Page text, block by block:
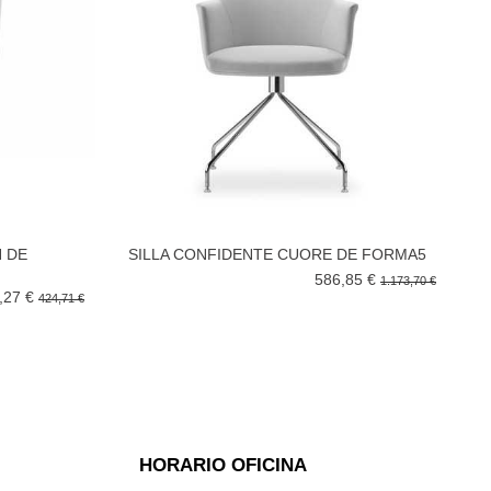
DE
€ 424,71 €
SILLA CONFIDENTE CUORE DE FORMA5
586,85 € 1.173,70 €
HORARIO OFICINA